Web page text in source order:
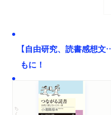
【自由研究、読書感想
もに！